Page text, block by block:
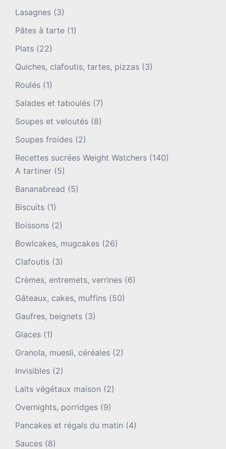
Lasagnes (3)
Pâtes à tarte (1)
Plats (22)
Quiches, clafoutis, tartes, pizzas (3)
Roulés (1)
Salades et taboulés (7)
Soupes et veloutés (8)
Soupes froides (2)
Recettes sucrées Weight Watchers (140)
A tartiner (5)
Bananabread (5)
Biscuits (1)
Boissons (2)
Bowlcakes, mugcakes (26)
Clafoutis (3)
Crèmes, entremets, verrines (6)
Gâteaux, cakes, muffins (50)
Gaufres, beignets (3)
Glaces (1)
Granola, muesli, céréales (2)
Invisibles (2)
Laits végétaux maison (2)
Overnights, porridges (9)
Pancakes et régals du matin (4)
Sauces (8)